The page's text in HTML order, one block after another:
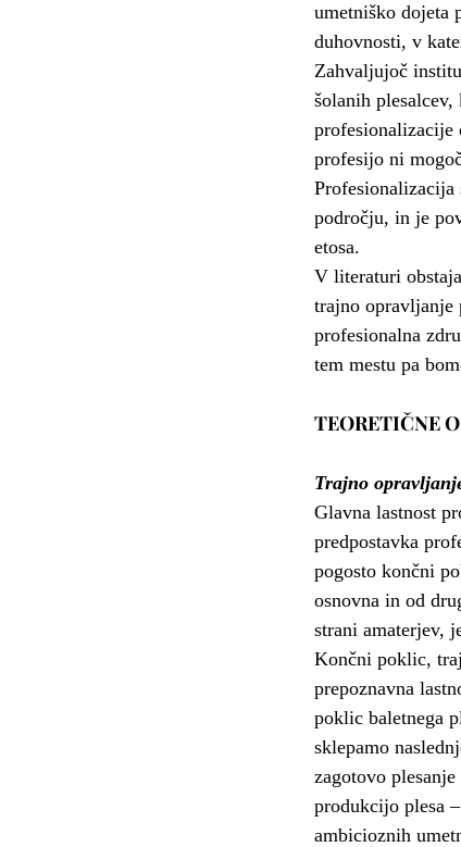
umetniško dojeta
duhovnosti, v
Zahvaljujoč
šolanih
profesionalizacije
profesijo ni
Profesionalizacija
področju, in je
etosa.
V literaturi
trajno opravljanje
profesionalna
tem mestu pa
TEORETIČNE
Trajno
Glavna lastnost
predpostavka
pogosto končni
osnovna in od
strani amaterjev,
Končni poklic,
prepoznavna
poklic baletnega
sklepamo
zagotovo
produkcijo plesa
ambicioznih